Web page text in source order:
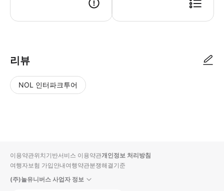
리뷰
NOL 인터파크투어
입니
다.
순
상
이용약관위치기반서비스 이용약관개인정보 처리방침
여행자보험 가입안내여행약관분쟁해결기준
(주)놀유니버스 사업자 정보